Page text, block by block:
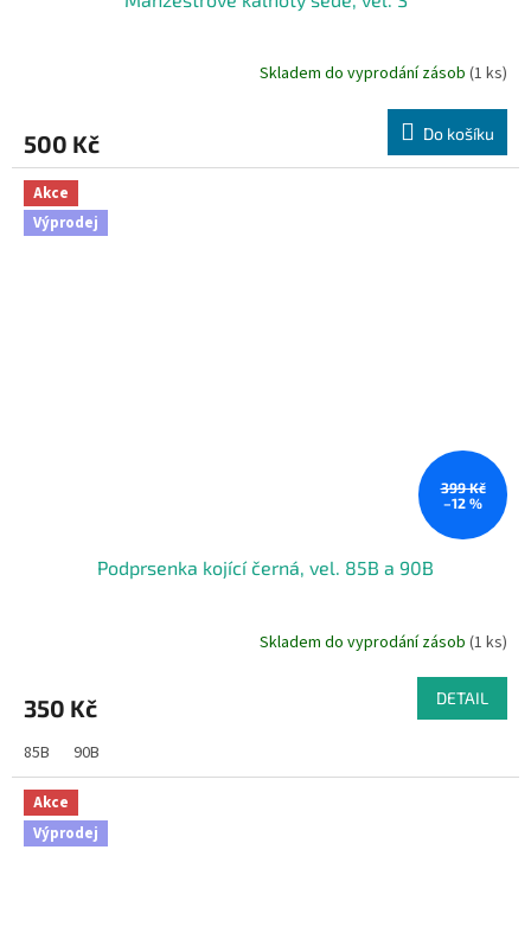
Skladem do vyprodání zásob (1 ks)
500 Kč Do košíku
Akce
Výprodej
399 Kč
–12 %
Podprsenka kojící černá, vel. 85B a 90B
je
z
5
hvězdiček.
Skladem do vyprodání zásob(1 ks)
350 Kč DETAIL
85B 90B
Akce
Výprodej